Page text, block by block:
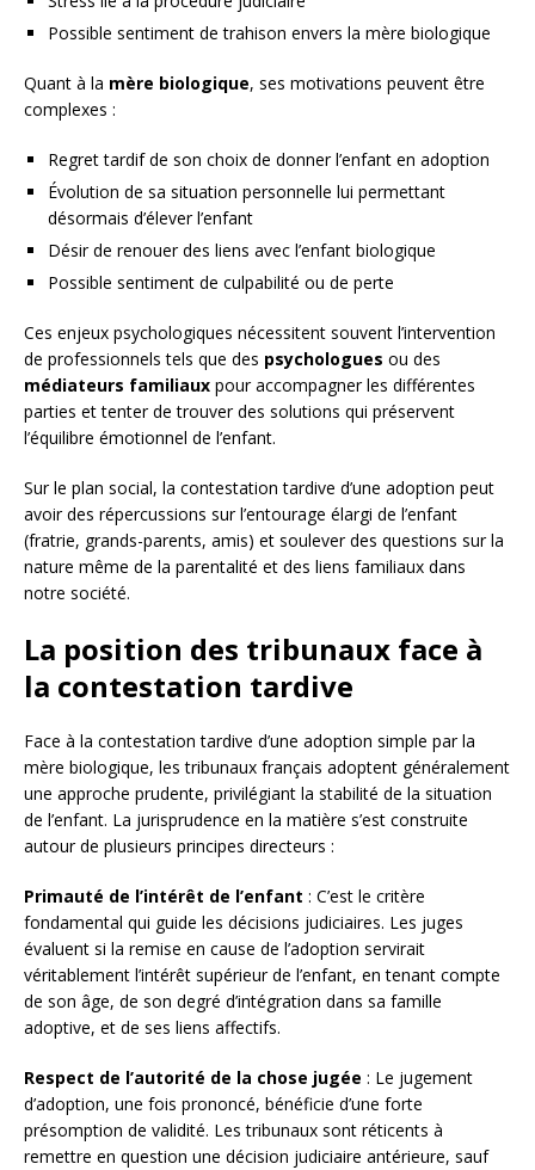
Possible sentiment de trahison envers la mère biologique
Quant à la mère biologique, ses motivations peuvent être
complexes :
Regret tardif de son choix de donner l’enfant en adoption
Évolution de sa situation personnelle lui permettant
désormais d’élever l’enfant
Désir de renouer des liens avec l’enfant biologique
Possible sentiment de culpabilité ou de perte
Ces enjeux psychologiques nécessitent souvent l’intervention
de professionnels tels que des psychologues ou des
médiateurs familiaux pour accompagner les différentes
parties et tenter de trouver des solutions qui préservent
l’équilibre émotionnel de l’enfant.
Sur le plan social, la contestation tardive d’une adoption peut
avoir des répercussions sur l’entourage élargi de l’enfant
(fratrie, grands-parents, amis) et soulever des questions sur la
nature même de la parentalité et des liens familiaux dans
notre société.
La position des tribunaux face à
la contestation tardive
Face à la contestation tardive d’une adoption simple par la
mère biologique, les tribunaux français adoptent généralement
une approche prudente, privilégiant la stabilité de la situation
de l’enfant. La jurisprudence en la matière s’est construite
autour de plusieurs principes directeurs :
Primauté de l’intérêt de l’enfant : C’est le critère
fondamental qui guide les décisions judiciaires. Les juges
évaluent si la remise en cause de l’adoption servirait
véritablement l’intérêt supérieur de l’enfant, en tenant compte
de son âge, de son degré d’intégration dans sa famille
adoptive, et de ses liens affectifs.
Respect de l’autorité de la chose jugée : Le jugement
d’adoption, une fois prononcé, bénéficie d’une forte
présomption de validité. Les tribunaux sont réticents à
remettre en question une décision judiciaire antérieure, sauf